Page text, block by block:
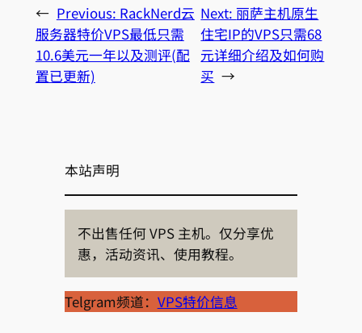
← Previous: RackNerd云
服务器特价VPS最低只需
10.6美元一年以及测评(配
置已更新)
Next:丽萨主机原生
住宅IP的VPS只需68
元详细介绍及如何购
买 →
本站声明
不出售任何 VPS 主机。仅分享优
惠，活动资讯、使用教程。
Telgram频道： VPS特价信息